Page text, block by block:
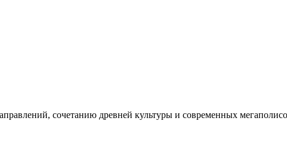
сочетанию древней культуры и современных